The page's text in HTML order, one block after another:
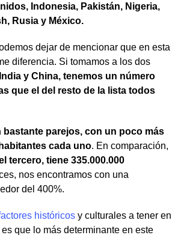
Indonesia, Pakistán, Nigeria,
Rusia y México.
dejar de mencionar que en esta
diferencia. Si tomamos a los dos
y China, tenemos un número
que el del resto de la lista todos
parejos, con un poco más
cada uno. En comparación,
tercero, tiene 335.000.000
nos encontramos con una
del 400%.
históricos y culturales a tener en
que lo más determinante en este